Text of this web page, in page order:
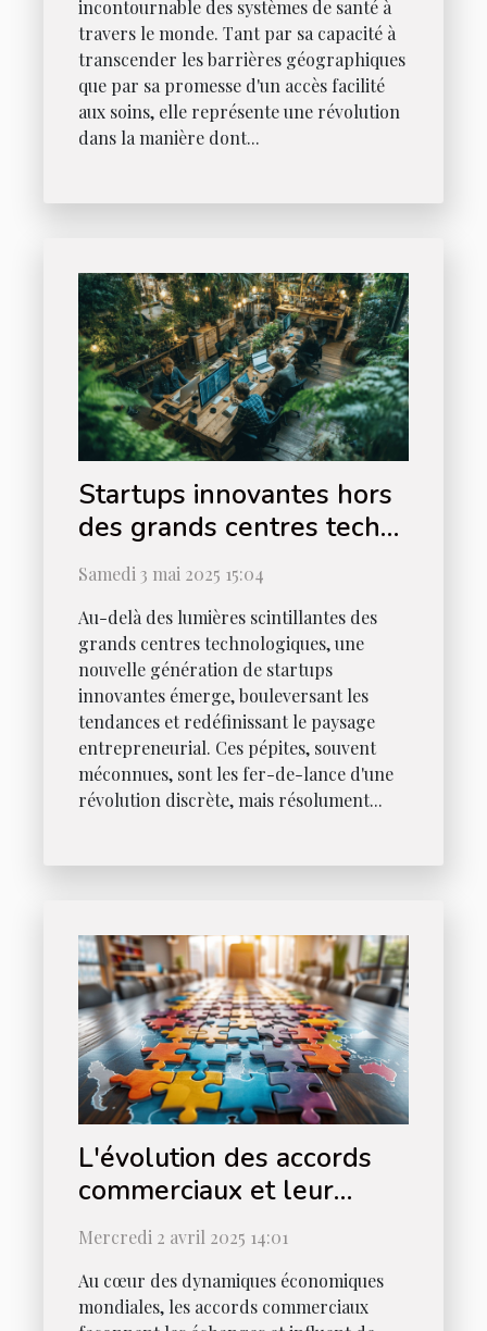
incontournable des systèmes de santé à
travers le monde. Tant par sa capacité à
transcender les barrières géographiques
que par sa promesse d'un accès facilité
aux soins, elle représente une révolution
dans la manière dont...
Startups innovantes hors
des grands centres tech
découvrez les nouvelles
pépites
Samedi 3 mai 2025 15:04
Au-delà des lumières scintillantes des
grands centres technologiques, une
nouvelle génération de startups
innovantes émerge, bouleversant les
tendances et redéfinissant le paysage
entrepreneurial. Ces pépites, souvent
méconnues, sont les fer-de-lance d'une
révolution discrète, mais résolument...
L'évolution des accords
commerciaux et leur
impact sur les économies
locales
Mercredi 2 avril 2025 14:01
Au cœur des dynamiques économiques
mondiales, les accords commerciaux